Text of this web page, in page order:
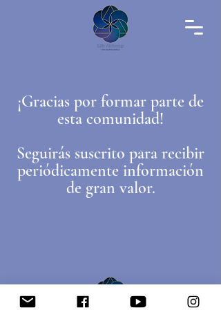
¡Gracias por formar parte de
esta comunidad!
Seguirás suscrito para recibir
periódicamente información
de gran valor.